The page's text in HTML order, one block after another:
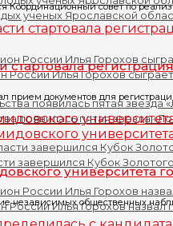
ученых Ярославской
России Илья Горохов
появилась пятая звезда
завершился Кубок
России Илья Горохов
Координационный совет по
стартовала
прием документов для
университета
независимых общественных